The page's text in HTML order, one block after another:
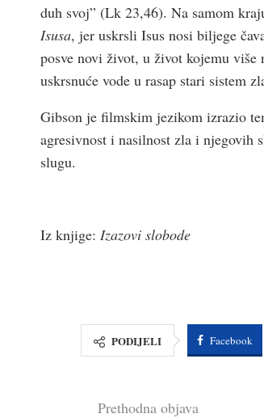
duh svoj” (Lk 23,46). Na samom
Isusa, jer uskrsli Isus nosi biljege
posve novi život, u život kojemu
uskrsnuće vode u rasap stari sistem
Gibson je filmskim jezikom izrazio
agresivnost i nasilnost zla i njegovih
slugu.
Iz knjige: Izazovi slobode
PODIJELI Facebook
Prethodna objava